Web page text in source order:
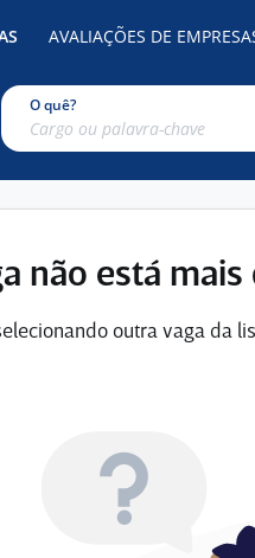
AVALIAÇÕES DE
O quê?
não está
outra vaga da